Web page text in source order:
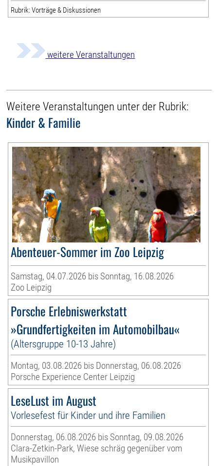
Rubrik: Vorträge & Diskussionen
weitere Veranstaltungen
Weitere Veranstaltungen unter der Rubrik:
Kinder & Familie
Abenteuer-Sommer im Zoo Leipzig
Samstag, 04.07.2026 bis Sonntag, 16.08.2026
Zoo Leipzig
Porsche Erlebniswerkstatt
»Grundfertigkeiten im Automobilbau«
(Altersgruppe 10-13 Jahre)
Montag, 03.08.2026 bis Donnerstag, 06.08.2026
Porsche Experience Center Leipzig
LeseLust im August
Vorlesefest für Kinder und ihre Familien
Donnerstag, 06.08.2026 bis Sonntag, 09.08.2026
Clara-Zetkin-Park, Wiese schräg gegenüber vom
Musikpavillon